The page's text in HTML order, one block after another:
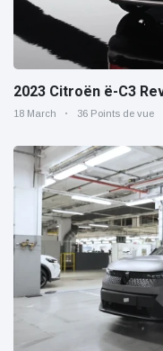
2023 Citroën ë-C3
18 March 36 Points de vue